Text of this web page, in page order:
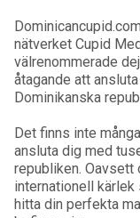
nätverket Cupid
välrenommerade
åtagande att
Dominikanska
Det finns inte
ansluta dig med
republiken.
internationell
hitta din perfekta